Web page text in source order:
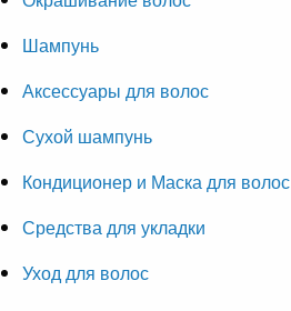
Шампунь
Аксессуары для волос
Сухой шампунь
Кондиционер и Маска для волос
Средства для укладки
Уход для волос